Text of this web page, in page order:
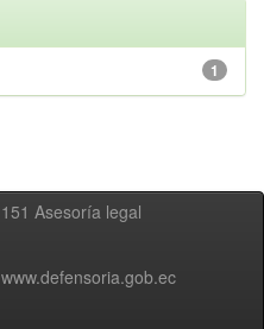
1
151 Asesoría legal
www.defensoria.gob.ec